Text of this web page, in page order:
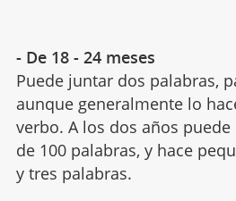
- De 18 - 24 meses
Puede juntar dos palabras,
aunque generalmente lo
verbo. A los dos años
de 100 palabras, y hace
y tres palabras.